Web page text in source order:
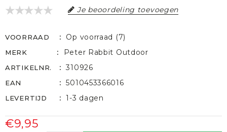
Je beoordeling toevoegen
VOORRAAD Op voorraad (7)
MERK Peter Rabbit Outdoor
ARTIKELNR. 310926
EAN 5010453366016
LEVERTIJD 1-3 dagen
€9,95